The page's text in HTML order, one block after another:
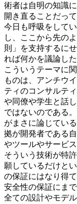
術者は自明の知識
開き直ることだっ
今日も呼吸をして
し、ここから先の
則」を支持するに
れば何かを議論し
こういうテーマに
ものは、アンチウ
ティのコンサルテ
や同僚や学生と話
ではないのである
がまさに論じてい
拠が開発者である
やツールやサービ
そういう技術が特
願しているだけと
の保証にはなり得
安全性の保証にま
全ての設計やモデ